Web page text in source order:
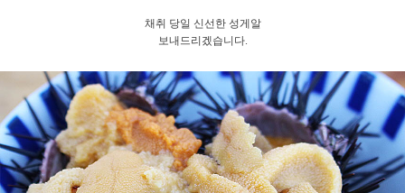
채취 당일 신선한 성게알
보내드리겠습니다.